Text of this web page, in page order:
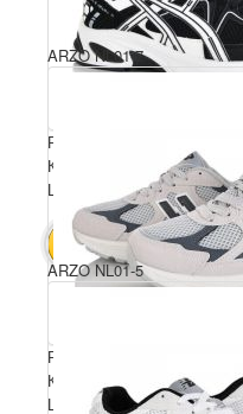
Розмірний ряд: 36-41
Комплектація ящика: 8
Ціна за пару: 680 грн.
В КОШИК 5440 грн.
ARZO NL01-7
Розмірний ряд: 36-41
Комплектація ящика: 8
Ціна за пару: 680 грн.
ARZO NL01-5